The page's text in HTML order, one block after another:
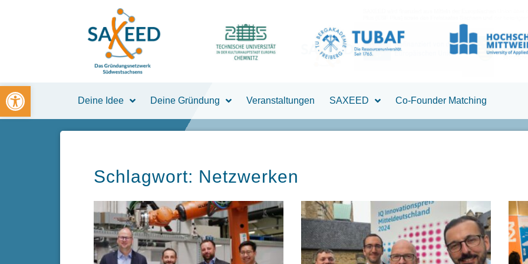
Open toolbar
Deine Idee Deine Gründung Veranstaltungen SAXEED Co-Founder Matching
Schlagwort: Netzwerken